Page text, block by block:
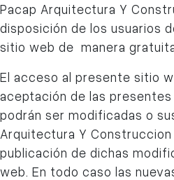
Pacap Arquitectura Y
disposición de los usuarios
sitio web de manera
El acceso al presente sitio
aceptación de las presentes
podrán ser modificadas o
Arquitectura Y Construccion
publicación de dichas
web. En todo caso las